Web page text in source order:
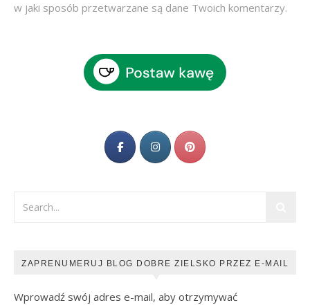
w jaki sposób przetwarzane są dane Twoich komentarzy.
ZAPRENUMERUJ BLOG DOBRE ZIELSKO PRZEZ E-MAIL
Wprowadź swój adres e-mail, aby otrzymywać